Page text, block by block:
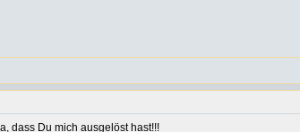
dass Du mich ausgelöst hast!!!